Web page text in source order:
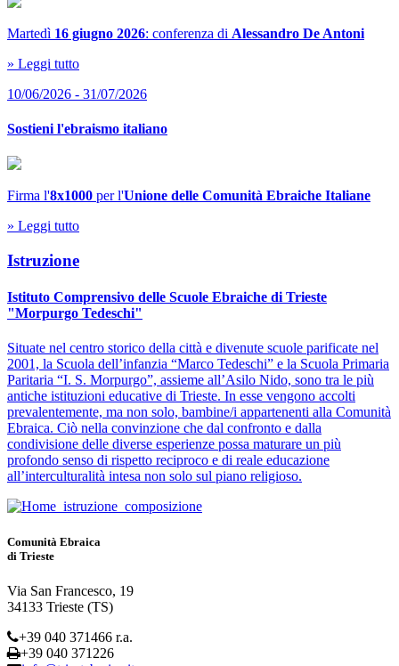
Martedì 16 giugno 2026: conferenza di Alessandro De Antoni
» Leggi tutto
10/06/2026 - 31/07/2026
Sostieni l'ebraismo italiano
Firma l'8x1000 per l'Unione delle Comunità Ebraiche Italiane
» Leggi tutto
Istruzione
Istituto Comprensivo delle Scuole Ebraiche di Trieste
"Morpurgo Tedeschi"
Situate nel centro storico della città e divenute scuole parificate nel
2001, la Scuola dell’infanzia “Marco Tedeschi” e la Scuola Primaria
Paritaria “I. S. Morpurgo”, assieme all’Asilo Nido, sono tra le più
antiche istituzioni educative di Trieste. In esse vengono accolti
prevalentemente, ma non solo, bambine/i appartenenti alla Comunità
Ebraica. Ciò nella convinzione che dal confronto e dalla
condivisione delle diverse esperienze possa maturare un più
profondo senso di rispetto reciproco e di reale educazione
all’interculturalità intesa non solo sul piano religioso.
Comunità Ebraica
di Trieste
Via San Francesco, 19
34133 Trieste (TS)
+39 040 371466 r.a.
+39 040 371226